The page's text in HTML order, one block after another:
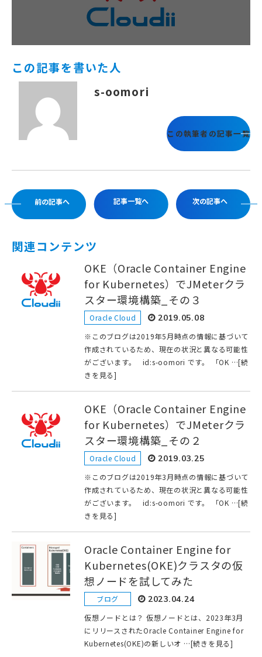
この記事を書いた人
s-oomori
この執筆者の記事一覧
前の記事へ 記事一覧へ 次の記事へ
関連コンテンツ
OKE（Oracle Container Engine
for Kubernetes）でJMeterクラ
スター環境構築_その３
Oracle Cloud 2019.05.08
※このブログは2019年5月時点の情報に基づいて
作成されているため、現在の状況と異なる可能性
がございます。 id:s-oomori です。 「OK …[続
きを見る]
OKE（Oracle Container Engine
for Kubernetes）でJMeterクラ
スター環境構築_その２
Oracle Cloud 2019.03.25
※このブログは2019年3月時点の情報に基づいて
作成されているため、現在の状況と異なる可能性
がございます。 id:s-oomori です。 「OK …[続
きを見る]
Oracle Container Engine for
Kubernetes(OKE)クラスタの仮
想ノードを試してみた
ブログ 2023.04.24
仮想ノードとは？ 仮想ノードとは、2023年3月
にリリースされたOracle Container Engine for
Kubernetes(OKE)の新しいオ …[続きを見る]